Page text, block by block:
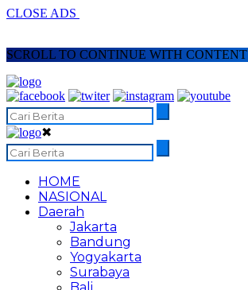
CLOSE ADS
SCROLL TO CONTINUE WITH CONTENT
✖
HOME
NASIONAL
Daerah
Jakarta
Bandung
Yogyakarta
Surabaya